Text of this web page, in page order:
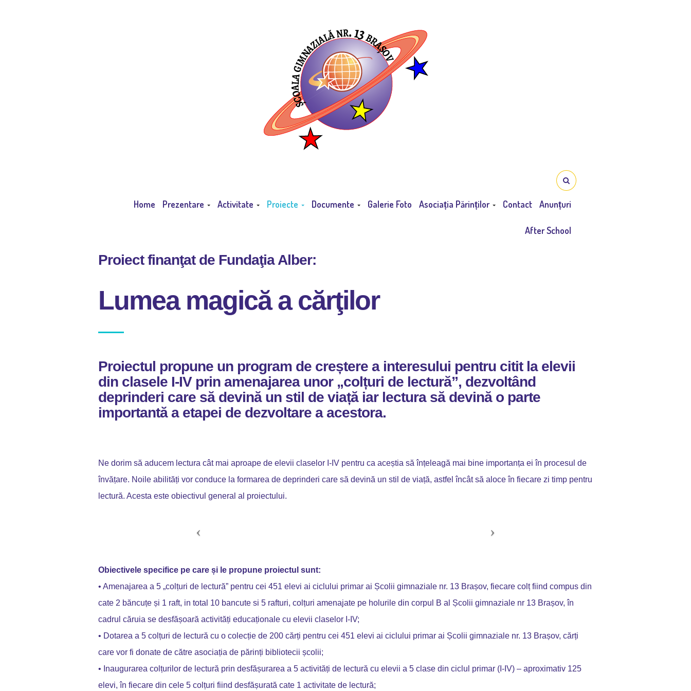
Home Prezentare Activitate Proiecte Documente Galerie Foto Asociația Părinților Contact Anunțuri
After School
Proiect finanţat de Fundaţia Alber:
Lumea magică a cărţilor
Proiectul propune un program de creștere a interesului pentru citit la elevii
din clasele I-IV prin amenajarea unor „colțuri de lectură”, dezvoltând
deprinderi care să devină un stil de viață iar lectura să devină o parte
importantă a etapei de dezvoltare a acestora.
Ne dorim să aducem lectura cât mai aproape de elevii claselor I-IV pentru ca aceștia să înțeleagă mai bine importanța ei în procesul de
învățare. Noile abilități vor conduce la formarea de deprinderi care să devină un stil de viață, astfel încât să aloce în fiecare zi timp pentru
lectură. Acesta este obiectivul general al proiectului.
Obiectivele specifice pe care și le propune proiectul sunt:
• Amenajarea a 5 „colțuri de lectură” pentru cei 451 elevi ai ciclului primar ai Școlii gimnaziale nr. 13 Brașov, fiecare colț fiind compus din
cate 2 băncuțe și 1 raft, in total 10 bancute si 5 rafturi, colțuri amenajate pe holurile din corpul B al Școlii gimnaziale nr 13 Brașov, în
cadrul căruia se desfășoară activități educaționale cu elevii claselor I-IV;
• Dotarea a 5 colțuri de lectură cu o colecție de 200 cărți pentru cei 451 elevi ai ciclului primar ai Școlii gimnaziale nr. 13 Brașov, cărți
care vor fi donate de către asociația de părinți bibliotecii școlii;
• Inaugurarea colțurilor de lectură prin desfășurarea a 5 activități de lectură cu elevii a 5 clase din ciclul primar (I-IV) – aproximativ 125
elevi, în fiecare din cele 5 colțuri fiind desfășurată cate 1 activitate de lectură;